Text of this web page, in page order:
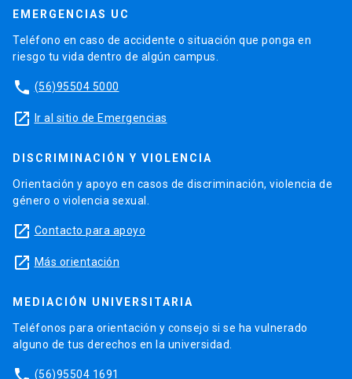
EMERGENCIAS UC
Teléfono en caso de accidente o situación que ponga en
riesgo tu vida dentro de algún campus.
phone (56)95504 5000
launch Ir al sitio de Emergencias
DISCRIMINACIÓN Y VIOLENCIA
Orientación y apoyo en casos de discriminación, violencia de
género o violencia sexual.
launch Contacto para apoyo
launch Más orientación
MEDIACIÓN UNIVERSITARIA
Teléfonos para orientación y consejo si se ha vulnerado
alguno de tus derechos en la universidad.
(56)95504 1691